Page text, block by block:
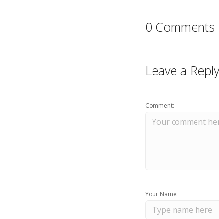
0 Comments
Leave a Reply
Comment:
Your Name: